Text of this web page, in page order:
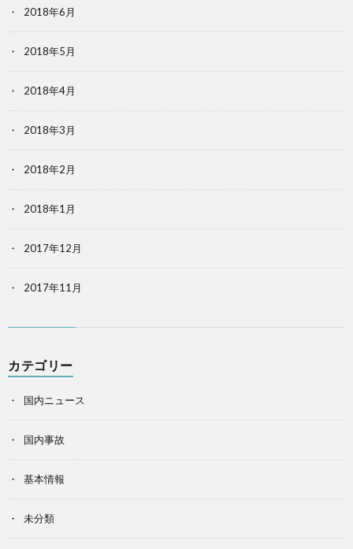
2018年6月
2018年5月
2018年4月
2018年3月
2018年2月
2018年1月
2017年12月
2017年11月
カテゴリー
国内ニュース
国内事故
基本情報
未分類